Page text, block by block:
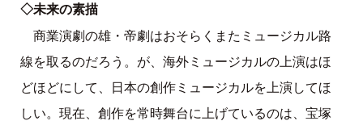
◇未来の素描
商業演劇の雄・帝劇はおそらくまたミュージカル路
線を取るのだろう。が、海外ミュージカルの上演はほ
どほどにして、日本の創作ミュージカルを上演してほ
しい。現在、創作を常時舞台に上げているのは、宝塚